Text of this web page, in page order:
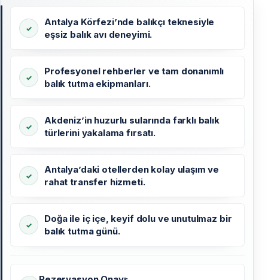
Antalya Körfezi’nde balıkçı teknesiyle
eşsiz balık avı deneyimi.
Profesyonel rehberler ve tam donanımlı
balık tutma ekipmanları.
Akdeniz’in huzurlu sularında farklı balık
türlerini yakalama fırsatı.
Antalya’daki otellerden kolay ulaşım ve
rahat transfer hizmeti.
Doğa ile iç içe, keyif dolu ve unutulmaz bir
balık tutma günü.